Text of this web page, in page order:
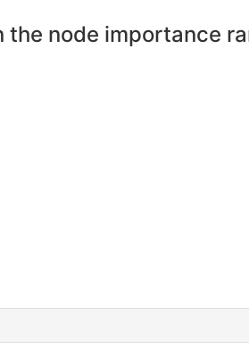
node importance